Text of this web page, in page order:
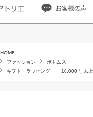
HOME
ファッション
ボトムス
ギフト・ラッピング
10,000円 以上